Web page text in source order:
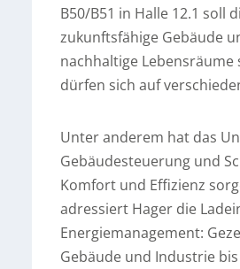
B50/B51 in Halle 12.1 soll
zukunftsfähige Gebäude
nachhaltige
dürfen sich auf
Unter anderem hat das
Gebäudesteuerung und
Komfort und Effizienz
adressiert Hager die
Energiemanagement:
Gebäude und Industrie